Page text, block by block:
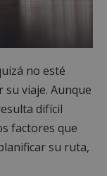
no esté
viaje. Aunque
difícil
factores que
su ruta,